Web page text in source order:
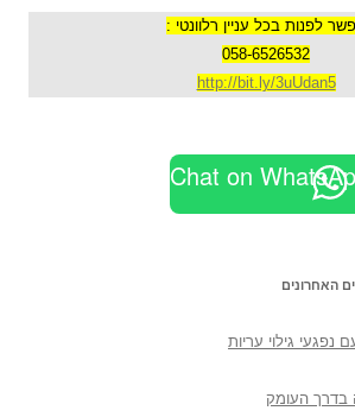
לפנות בכל עניין רלוונטי :
058-6526532
http://bit.ly/3uUdan5
Chat on
האחרונים
גילוי עריות
בדרך העומק